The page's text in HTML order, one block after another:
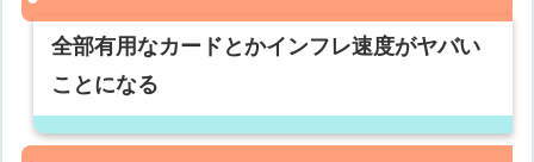
全部有用なカードとかインフレ速度がヤバい
ことになる